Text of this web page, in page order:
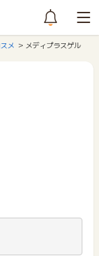
メ メディプラスゲル